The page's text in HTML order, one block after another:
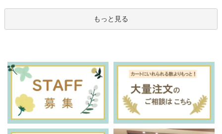
もっと見る